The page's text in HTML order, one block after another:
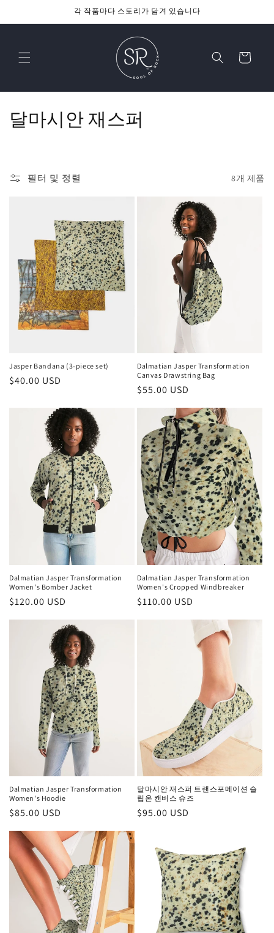
뛰기
각 작품마다 스토리가 담겨 있습니다
트
컬
달마시안 재스퍼
필터 및 정렬 8개 제품
Jasper Bandana (3-piece set)
정
$40.00 USD
Dalmatian Jasper Transformation
Canvas Drawstring Bag
정
가
$55.00 USD
Dalmatian Jasper Transformation
Women's Bomber Jacket
정
$120.00 USD
Dalmatian Jasper Transformation
Women's Cropped Windbreaker
정
$110.00 USD
Dalmatian Jasper Transformation
Women's Hoodie
정
$85.00 USD
달마시안 재스퍼 트랜스포메이션 슬
립온 캔버스 슈즈
정
$95.00 USD